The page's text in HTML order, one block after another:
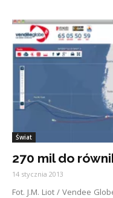
Świat
270 mil do
14 stycznia 2013
Fot. J.M. Liot / Vendee